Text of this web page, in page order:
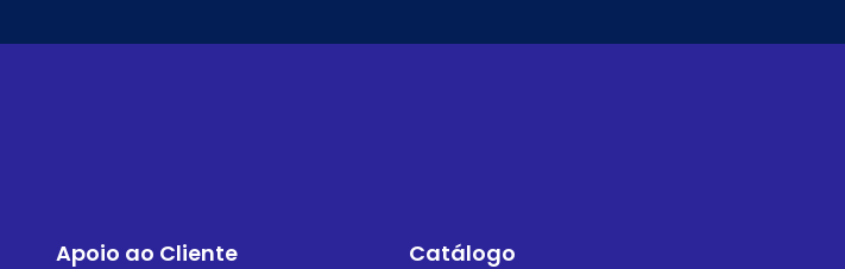
Apoio ao Cliente Catálogo